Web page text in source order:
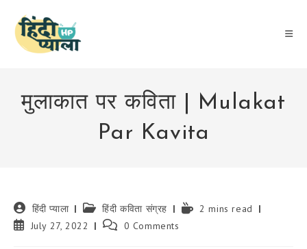
content
मुलाकात पर कविता | Mulakat
Par Kavita
Post
author:
हिंदी प्याला
Post
category:
हिंदी कविता संग्रह
Reading2 mins read
PostJuly 27, 2022
Post 0 Comments